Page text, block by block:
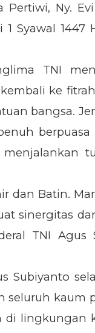
Ny.
Syawal 1447
TNI
ke
bangsa.
berpuasa
dan Batin.
sinergitas
TNI Agus
Subiyanto
seluruh kaum
di lingkungan